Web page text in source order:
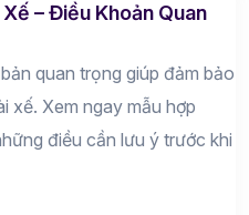
– Điều Khoản Quan
quan trọng giúp đảm bảo
xế. Xem ngay mẫu hợp
điều cần lưu ý trước khi